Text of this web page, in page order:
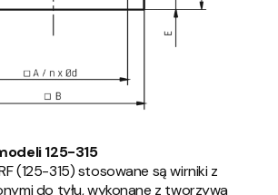
125-315
(125-315) stosowane są wirniki z
do tyłu, wykonane z tworzywa